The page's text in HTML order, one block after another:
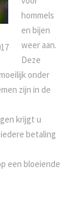
hommels
en bijen
weer aan.
Deze
onder
zijn in de
krijgt u
betaling
een bloeiende